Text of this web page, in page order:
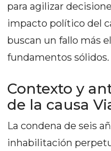
NOTICIAS
DE
Y
NOTICIAS
DE
ZÁRATE
NOTICIAS
DE
para agilizar
impacto político del
buscan un fallo más
fundamentos sólidos.
Contexto y
de la causa
La condena de seis
inhabilitación